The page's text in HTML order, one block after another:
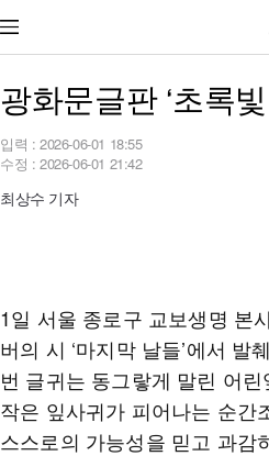
광화문글판 ‘초록
입력 : 2026-06-01 18:55
수정 : 2026-06-01 21:42
최상수 기자
1일 서울 종로구 교보생명 본
버의 시 ‘마지막 날들’에서 발
번 글귀는 동그랗게 말린 어
작은 잎사귀가 피어나는 순간
스스로의 가능성을 믿고 과감